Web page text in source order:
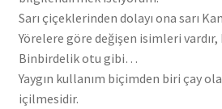
Sarı çiçeklerinden dolayı ona sarı
Yörelere göre değişen isimleri vardır,
Binbirdelik otu gibi…
Yaygın kullanım biçimden biri çay
içilmesidir.